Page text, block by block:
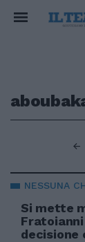
NESSUNA
Si mette
decisione